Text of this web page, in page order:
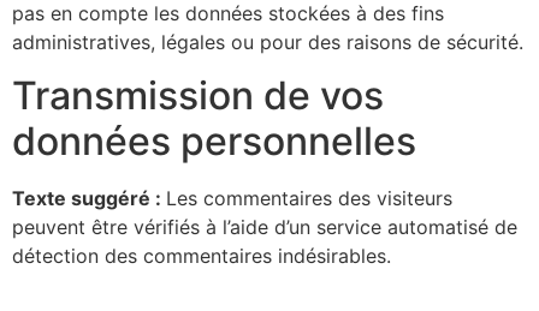
pas en compte les données stockées à des fins
administratives, légales ou pour des raisons de sécurité.
Transmission de vos
données personnelles
Texte suggéré : Les commentaires des visiteurs
peuvent être vérifiés à l’aide d’un service automatisé de
détection des commentaires indésirables.